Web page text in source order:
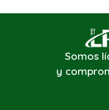
Somos
y